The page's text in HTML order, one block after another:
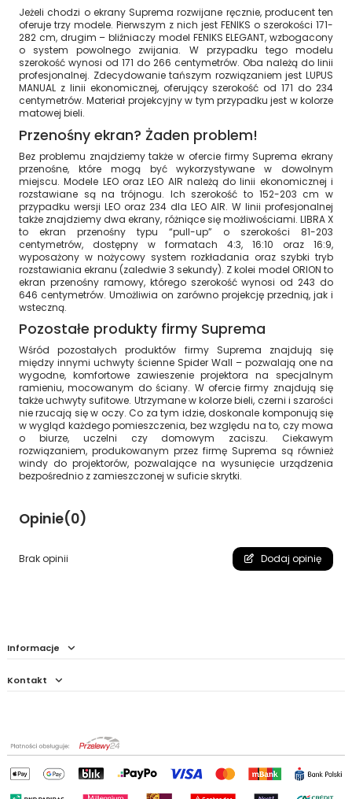
Jeżeli chodzi o ekrany Suprema rozwijane ręcznie, producent ten
oferuje trzy modele. Pierwszym z nich jest FENIKS o szerokości 171-
282 cm, drugim – bliźniaczy model FENIKS ELEGANT, wzbogacony
o system powolnego zwijania. W przypadku tego modelu
szerokość wynosi od 171 do 266 centymetrów. Oba należą do linii
profesjonalnej. Zdecydowanie tańszym rozwiązaniem jest LUPUS
MANUAL z linii ekonomicznej, oferujący szerokość od 171 do 234
centymetrów. Materiał projekcyjny w tym przypadku jest w kolorze
matowej bieli.
Przenośny ekran? Żaden problem!
Bez problemu znajdziemy także w ofercie firmy Suprema ekrany
przenośne, które mogą być wykorzystywane w dowolnym
miejscu. Modele LEO oraz LEO AIR należą do linii ekonomicznej i
rozstawiane są na trójnogu. Ich szerokość to 152-203 cm w
przypadku wersji LEO oraz 234 dla LEO AIR. W linii profesjonalnej
także znajdziemy dwa ekrany, różniące się możliwościami. LIBRA X
to ekran przenośny typu “pull-up” o szerokości 81-203
centymetrów, dostępny w formatach 4:3, 16:10 oraz 16:9,
wyposażony w nożycowy system rozkładania oraz szybki tryb
rozstawiania ekranu (zaledwie 3 sekundy). Z kolei model ORION to
ekran przenośny ramowy, którego szerokość wynosi od 243 do
646 centymetrów. Umożliwia on zarówno projekcję przednią, jak i
wsteczną.
Pozostałe produkty firmy Suprema
Wśród pozostałych produktów firmy Suprema znajdują się
między innymi uchwyty ścienne Spider Wall – pozwalają one na
wygodne, komfortowe zawieszenie projektora na specjalnym
ramieniu, mocowanym do ściany. W ofercie firmy znajdują się
także uchwyty sufitowe. Utrzymane w kolorze bieli, czerni i szarości
nie rzucają się w oczy. Co za tym idzie, doskonale komponują się
w wygląd każdego pomieszczenia, bez względu na to, czy mowa
o biurze, uczelni czy domowym zaciszu. Ciekawym
rozwiązaniem, produkowanym przez firmę Suprema są również
windy do projektorów, pozwalające na wysunięcie urządzenia
bezpośrednio z zamieszczonej w suficie skrytki.
Opinie(0)
Brak opinii Dodaj opinię
Informacje
Kontakt